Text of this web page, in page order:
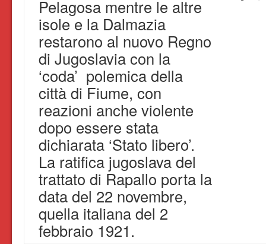
Pelagosa mentre le altre
isole e la Dalmazia
restarono al nuovo Regno
di Jugoslavia con la
‘coda’ polemica della
città di Fiume, con
reazioni anche violente
dopo essere stata
dichiarata ‘Stato libero’.
La ratifica jugoslava del
trattato di Rapallo porta la
data del 22 novembre,
quella italiana del 2
febbraio 1921.